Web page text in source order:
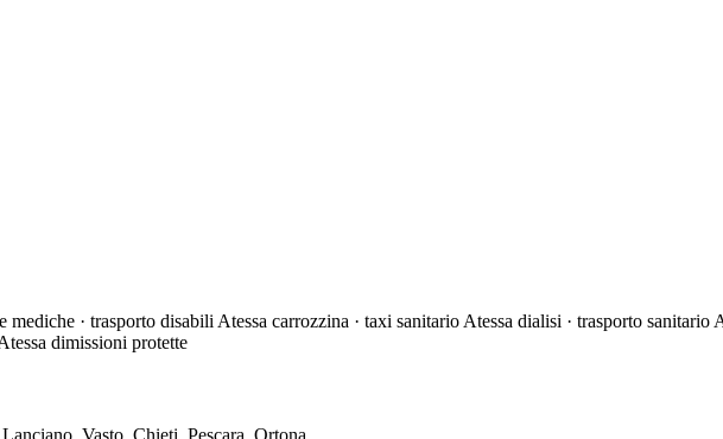
· trasporto disabili Atessa carrozzina · taxi sanitario Atessa dialisi · trasporto sanitario
dimissioni protette
Vasto, Chieti, Pescara, Ortona.